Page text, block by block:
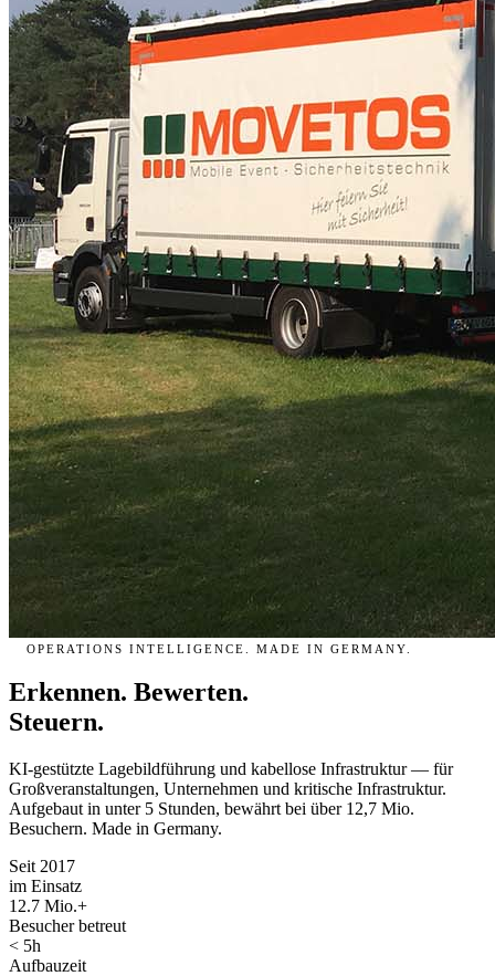
OPERATIONS INTELLIGENCE. MADE IN GERMANY.
Erkennen. Bewerten.
Steuern.
KI-gestützte Lagebildführung und kabellose Infrastruktur — für
Großveranstaltungen, Unternehmen und kritische Infrastruktur.
Aufgebaut in unter 5 Stunden, bewährt bei über 12,7 Mio.
Besuchern. Made in Germany.
Seit 2017
im Einsatz
12.7 Mio.+
Besucher betreut
< 5h
Aufbauzeit